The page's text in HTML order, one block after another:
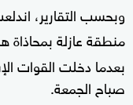
وبحسب التقارير،
منطقة عازلة بمحاذاة
بعدما دخلت القوات
صباح الجمعة.